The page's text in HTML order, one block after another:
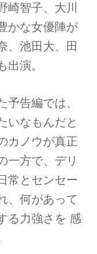
智子、大川
かな女優陣が
、池田大、田
出演。
告編では、
いなもんだと
カノウが真正
一方で、デリ
常とセンセー
、何があって
る力強さを 感